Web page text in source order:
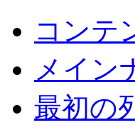
コンテ
メイン
最初の